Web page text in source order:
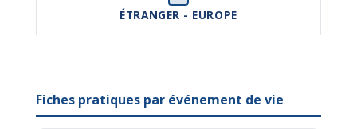
ÉTRANGER - EUROPE
Fiches pratiques par événement de vie